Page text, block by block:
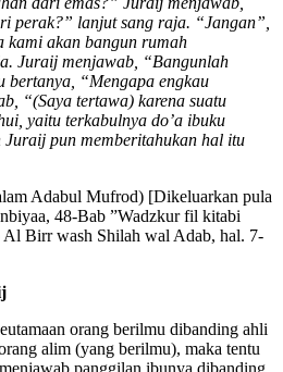
perak?” lanjut sang raja. “Jangan”,
akan bangun rumah
Juraij menjawab, “Bangunlah
bertanya, “Mengapa engkau
“(Saya tertawa) karena suatu
yaitu terkabulnya do’a ibuku
pun memberitahukan hal itu
Adabul Mufrod) [Dikeluarkan pula
48-Bab ”Wadzkur fil kitabi
Birr wash Shilah wal Adab, hal. 7-
orang berilmu dibanding ahli
alim (yang berilmu), maka tentu
panggilan ibunya dibanding